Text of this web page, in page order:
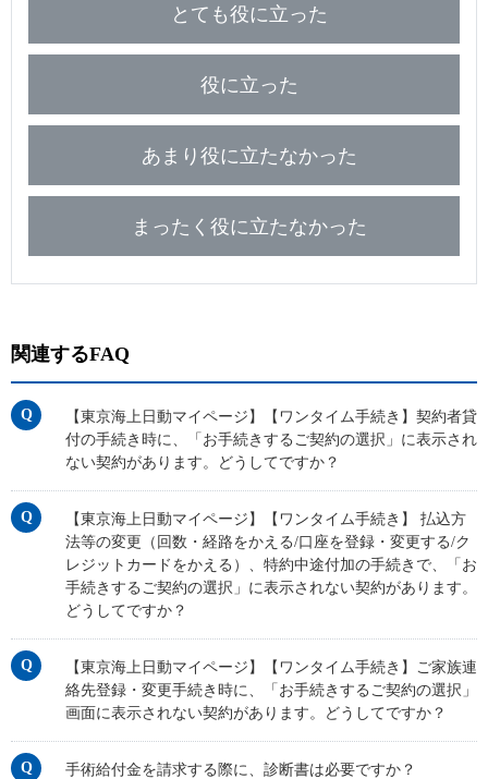
とても役に立った
役に立った
あまり役に立たなかった
まったく役に立たなかった
関連するFAQ
【東京海上日動マイページ】【ワンタイム手続き】契約者貸
付の手続き時に、「お手続きするご契約の選択」に表示され
ない契約があります。どうしてですか？
【東京海上日動マイページ】【ワンタイム手続き】 払込方
法等の変更（回数・経路をかえる/口座を登録・変更する/ク
レジットカードをかえる）、特約中途付加の手続きで、「お
手続きするご契約の選択」に表示されない契約があります。
どうしてですか？
【東京海上日動マイページ】【ワンタイム手続き】ご家族連
絡先登録・変更手続き時に、「お手続きするご契約の選択」
画面に表示されない契約があります。どうしてですか？
手術給付金を請求する際に、診断書は必要ですか？